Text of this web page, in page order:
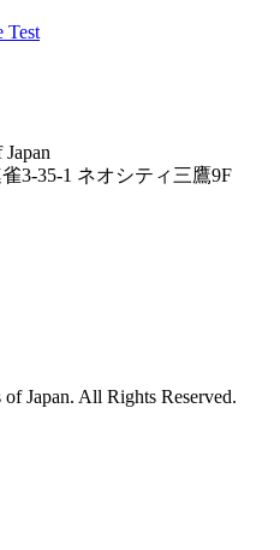
Test
3-35-1 ネオシティ三鷹9F
Japan. All Rights Reserved.